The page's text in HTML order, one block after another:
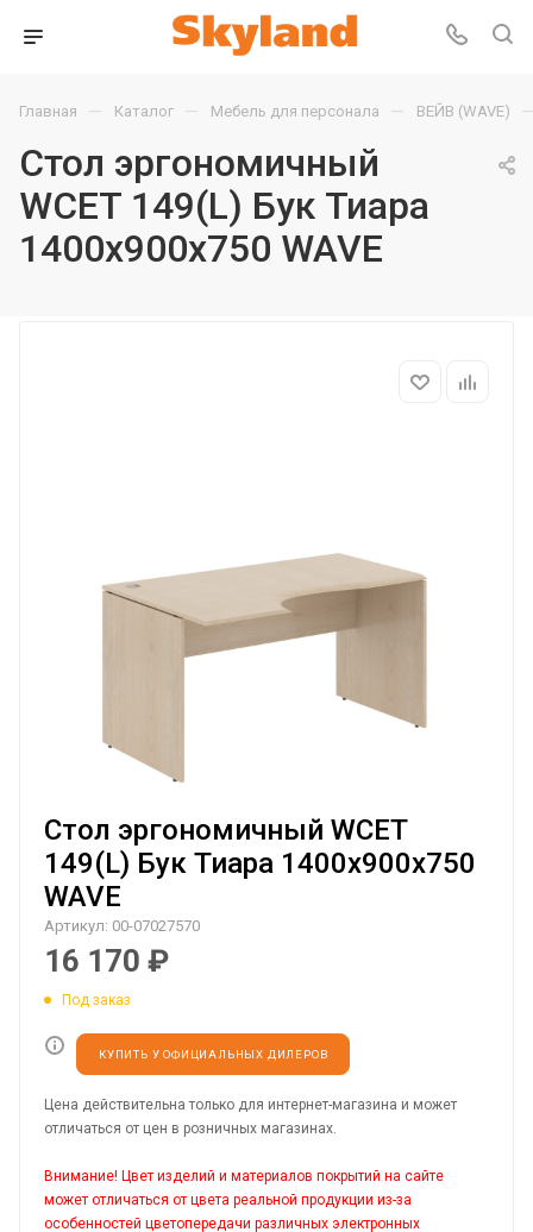
Главная — Каталог — Мебель для персонала — ВЕЙВ (WAVE)
Стол эргономичный
WCET 149(L) Бук Тиара
1400х900х750 WAVE
Стол эргономичный WCET
149(L) Бук Тиара 1400х900х750
WAVE
Артикул: 00-07027570
16 170 ₽
Под заказ
КУПИТЬ У ОФИЦИАЛЬНЫХ ДИЛЕРОВ
Цена действительна только для интернет-магазина и может
отличаться от цен в розничных магазинах.
Внимание! Цвет изделий и материалов покрытий на сайте
может отличаться от цвета реальной продукции из-за
особенностей цветопередачи различных электронных